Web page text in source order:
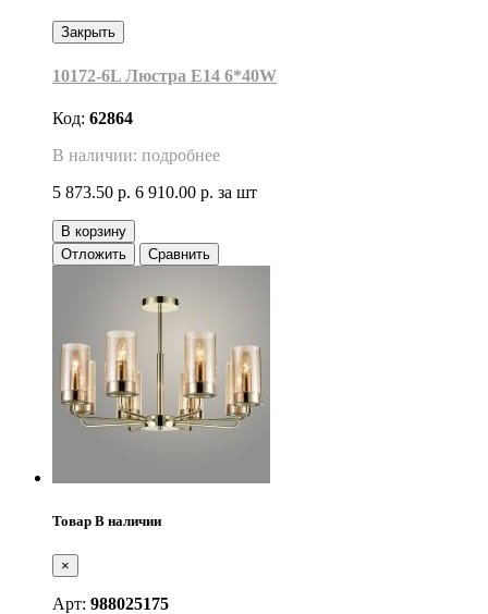
Закрыть
10172-6L Люстра Е14 6*40W
Код: 62864
В наличии: подробнее
5 873.50 р. 6 910.00 р. за шт
В корзину
Отложить
Сравнить
Товар В наличии
×
Арт: 988025175